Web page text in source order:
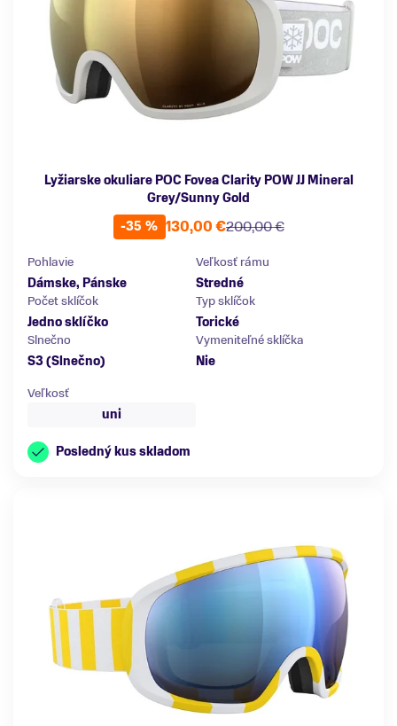
Lyžiarske okuliare POC Fovea Clarity POW JJ Mineral
Grey/Sunny Gold
-35 %
200,00 €
130,00 €
Pohlavie
Dámske, Pánske
Veľkosť rámu
Stredné
Počet sklíčok
Jedno sklíčko
Typ sklíčok
Torické
Slnečno
S3 (Slnečno)
Vymeniteľné sklíčka
Nie
Veľkosť
uni
Posledný kus skladom